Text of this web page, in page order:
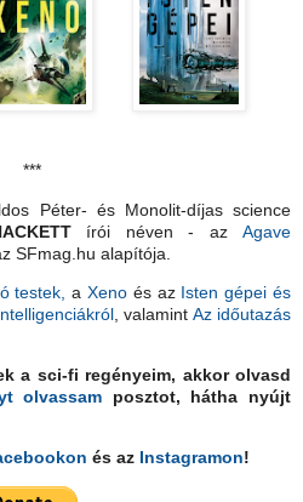
***
Péter- és Monolit-díjas science
írói néven - azAgave
SFmag.hu alapítója.
testek, aXeno és az Isten gépei és
, valamint Az időutazás
a sci-fi regényeim, akkor olvasd
olvassam posztot, hátha nyújt
és az Instagramon!